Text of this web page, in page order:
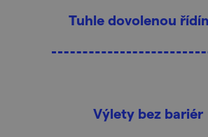
Tuhle dovolenou
Výlety bez bariér